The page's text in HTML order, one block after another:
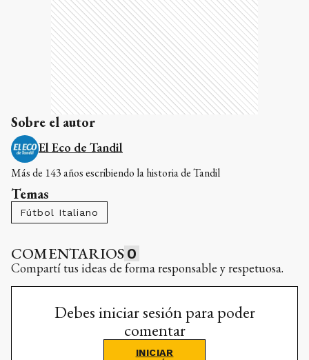
Sobre el autor
El Eco de Tandil
Más de 143 años escribiendo la historia de Tandil
Temas
Fútbol Italiano
COMENTARIOS 0
Compartí tus ideas de forma responsable y respetuosa.
Debes iniciar sesión para poder
comentar
INICIAR